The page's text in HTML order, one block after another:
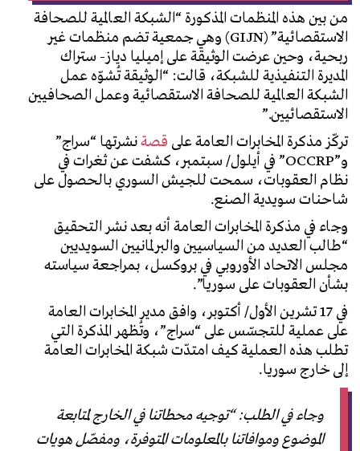
من بين هذه المنظمات المذكورة “الشبكة العالمية للصحافة
الاستقصائية” (GIJN) وهي جمعية تضم منظمات غير
ربحية، وحين عرضت الوثيقة على إميليا دياز- ستراك
المديرة التنفيذية للشبكة، قالت: “الوثيقة تُشوّه عمل
الشبكة العالمية للصحافة الاستقصائية وعمل الصحافيين
الاستقصائيين.”
تركّز مذكرة المخابرات العامة على قصةنشرتها “سراج”
و”OCCRP” في أيلول/ سبتمبر، كشفت عن ثغرات في
نظام العقوبات، سمحت للجيش السوري بالحصول على
شاحنات سويدية الصنع.
وجاء في مذكرة المخابرات العامة أنه بعد نشر التحقيق
“طالب العديد من السياسيين والبرلمانيين السويديين
مجلس الاتحاد الأوروبي في بروكسل، بمراجعة سياسته
بشأن العقوبات على سوريا”.
في 17 تشرين الأول/ أكتوبر، وافق مدير المخابرات العامة
على عملية للتجسّس على “سراج”، وتُظهر المذكرة التي
تطلب هذه العملية كيف امتدّت شبكة المخابرات العامة
إلى خارج سوريا.
وجاء في الطلب: “توجيه محطاتنا في الخارج لمتابعة
الموضوع وموافاتنا بالمعلومات المتوفرة، ومفصّل هويات